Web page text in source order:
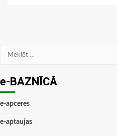
Meklēt:
e-BAZNĪCĀ
e-apceres
e-aptaujas